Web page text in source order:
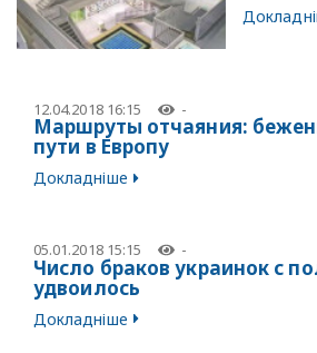
12.04.2018 16:15 -
Маршруты отчаяния:
пути в Европу
Докладніше
05.01.2018 15:15 -
Число браков украинок с
удвоилось
Докладніше